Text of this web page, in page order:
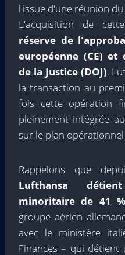
l'issue d'une réunion
L'acquisition de
réserve de
européenne (CE)
de la Justice (DOJ).
la transaction au
fois cette opération
pleinement intégrée
sur le plan
Rappelons que
Lufthansa
minoritaire de 41
groupe aérien
avec le ministère
Finances – qui